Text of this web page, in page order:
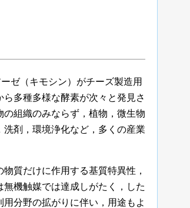
ゼ（キモシン）がチーズ製造用
多種多様な酵素が次々と発見さ
組織のみならず，植物，微生物
剤，環境浄化など，多くの産業
質だけに作用する基質特異性，
機触媒では達成しがたく，した
分野の拡がりに伴い，用途もよ